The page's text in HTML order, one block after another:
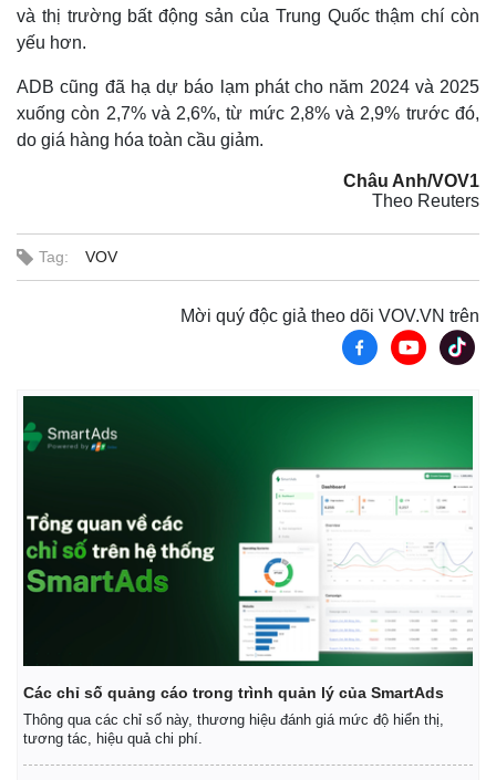
Thế giới
Quan sát
Cuộc sống đó đây
Multimedia
Video
Infographic
và thị trường bất động sản của Trung Quốc thậm chí còn
yếu hơn.
ADB cũng đã hạ dự báo lạm phát cho năm 2024 và 2025
xuống còn 2,7% và 2,6%, từ mức 2,8% và 2,9% trước đó,
do giá hàng hóa toàn cầu giảm.
Châu Anh/VOV1
Theo Reuters
Tag: VOV
Mời quý độc giả theo dõi VOV.VN trên
Các chỉ số quảng cáo trong trình quản lý của SmartAds
Thông qua các chỉ số này, thương hiệu đánh giá mức độ hiển thị,
tương tác, hiệu quả chi phí.